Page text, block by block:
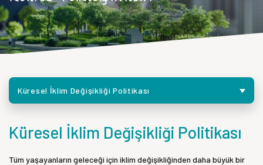
Küresel İklim Değişikliği Politikası
Küresel İklim Değişikliği Politikası
Tüm yaşayanların geleceği için iklim değişikliğinden daha büyük bir